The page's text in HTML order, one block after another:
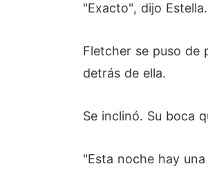
"Exacto", dijo
Fletcher se puso de
detrás de ella.
Se inclinó. Su boca
"Esta noche hay